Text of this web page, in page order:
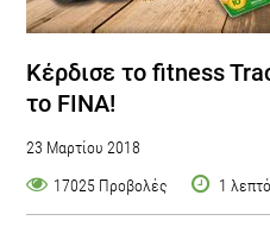
Κέρδισε το fitness
το FINA!
23 Μαρτίου 2018
17025 Προβολές
1